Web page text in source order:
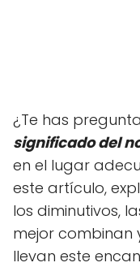
¿Te has
significado del
en el lugar
este artículo,
los diminutivos,
mejor combinan
llevan este